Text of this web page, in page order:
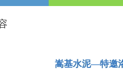
嵩基水泥—特邀